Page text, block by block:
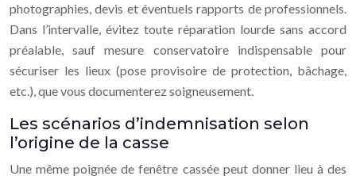
photographies, devis et éventuels rapports de professionnels.
Dans l’intervalle, évitez toute réparation lourde sans accord
préalable, sauf mesure conservatoire indispensable pour
sécuriser les lieux (pose provisoire de protection, bâchage,
etc.), que vous documenterez soigneusement.
Les scénarios d’indemnisation selon
l’origine de la casse
Une même poignée de fenêtre cassée peut donner lieu à des